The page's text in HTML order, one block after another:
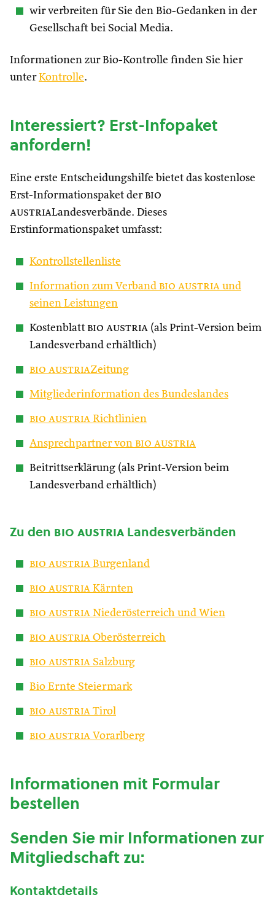
wir verbreiten für Sie den Bio-Gedanken in der
Gesellschaft bei Social Media.
Informationen zur Bio-Kontrolle finden Sie hier
unterKontrolle.
Interessiert? Erst-Infopaket
anfordern!
Eine erste Entscheidungshilfe bietet das kostenlose
Erst-Informationspaket der bio
austriaLandesverbände. Dieses
Erstinformationspaket umfasst:
Kontrollstellenliste
Information zum Verband bio austria und
seinen Leistungen
Kostenblatt bio austria (als Print-Version beim
Landesverband erhältlich)
bio austriaZeitung
Mitgliederinformation des Bundeslandes
bio austria Richtlinien
Ansprechpartner von bio austria
Beitrittserklärung (als Print-Version beim
Landesverband erhältlich)
Zu den bio austria Landesverbänden
bio austria Burgenland
bio austria Kärnten
bio austria Niederösterreich und Wien
bio austria Oberösterreich
bio austria Salzburg
Bio Ernte Steiermark
bio austria Tirol
bio austria Vorarlberg
Informationen mit Formular
bestellen
Senden Sie mir Informationen zur
Mitgliedschaft zu:
Kontaktdetails